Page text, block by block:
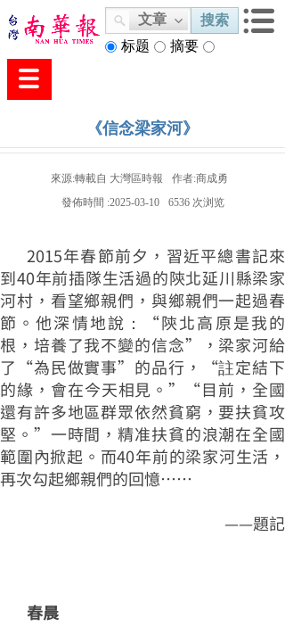
文章
搜索
标题
摘要
《信念梁家河》
來源:轉載自 大灣區時報 作者:商成勇
發佈時間 :2025-03-10 6536 次浏览
2015年春節前夕，習近平總書記來
到40年前插隊生活過的陝北延川縣梁家
河村，看望鄉親們，與鄉親們一起過春
節。他深情地說：“陝北高原是我的
根，培養了我不變的信念”，梁家河給
了“為民做實事”的品行，“註定結下
的緣，會在今天相見。”“目前，全國
還有許多地區群眾依然貧窮，要扶貧攻
堅。”一時間，精准扶貧的浪潮在全國
範圍內掀起。而40年前的梁家河生活，
再次勾起鄉親們的回憶……
——題記
春晨